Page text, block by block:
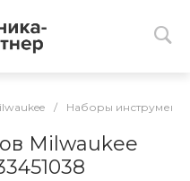
/ Наборы
Milwaukee